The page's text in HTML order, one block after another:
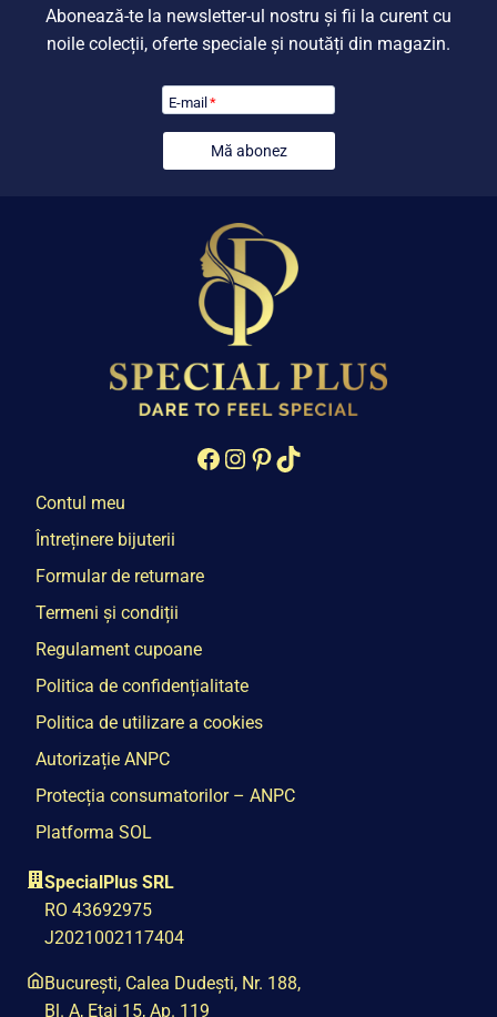
Abonează-te la newsletter-ul nostru și fii la curent cu
noile colecții, oferte speciale și noutăți din magazin.
E-mail *
Mă abonez
Facebook
Instagram
Pinterest
TikTok
Contul meu
Întreținere bijuterii
Formular de returnare
Termeni și condiții
Regulament cupoane
Politica de confidențialitate
Politica de utilizare a cookies
Autorizație ANPC
Protecția consumatorilor – ANPC
Platforma SOL
SpecialPlus SRL
RO 43692975
J2021002117404
București, Calea Dudești, Nr. 188,
Bl. A, Etaj 15, Ap. 119